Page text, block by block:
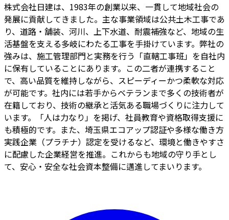
株式会社日建は、1983年の創業以来、一貫して地域社会の
発展に貢献してきました。主な事業領域は公共土木工事であ
り、道路・舗装、河川、上下水道、耐震補強など、地域の生
活基盤を支える多岐にわたる工事を手掛けています。弊社の
強みは、施工管理部門と実務を行う「直轄工事班」を自社内
に保有していることにあります。この二者が連携すること
で、高い品質を維持しながら、スピーディーかつ柔軟な対応
が可能です。社内には若手からベテランまで多くの技術者が
在籍しており、技術の継承と活気ある職場づくりに注力して
います。「人は力なり」を掲げ、社員教育や資格取得支援に
も積極的です。また、埼玉県エコアップ認証や多様な働き方
実践企業（プラチナ）認定を受けるなど、環境と働きやすさ
に配慮した企業経営を推進。これからも地域の守り手とし
て、安心・安全な社会資本整備に邁進してまいります。